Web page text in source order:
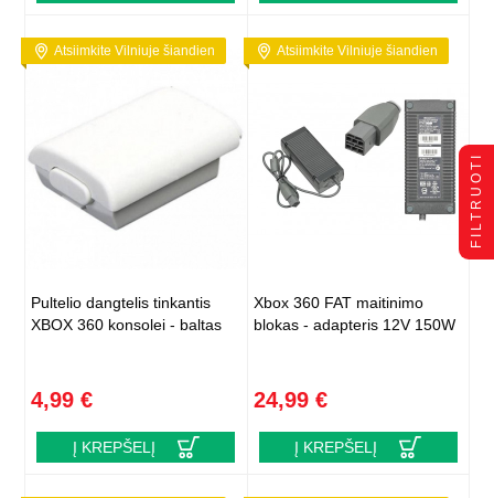
Atsiimkite Vilniuje šiandien
Pultelio dangtelis tinkantis
XBOX 360 konsolei - baltas
4,99 €
Į KREPŠELĮ
Atsiimkite Vilniuje šiandien
Xbox 360 FAT maitinimo
blokas - adapteris 12V 150W
24,99 €
Į KREPŠELĮ
FILTRUOTI